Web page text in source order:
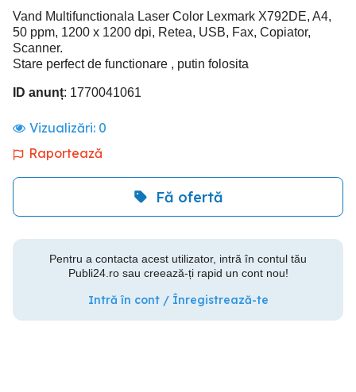
Vand Multifunctionala Laser Color Lexmark X792DE, A4,
50 ppm, 1200 x 1200 dpi, Retea, USB, Fax, Copiator,
Scanner.
Stare perfect de functionare , putin folosita
ID anunț: 1770041061
Vizualizări: 0
Raportează
Fă ofertă
Pentru a contacta acest utilizator, intră în contul tău
Publi24.ro sau creează-ți rapid un cont nou!
Intră în cont / Înregistrează-te